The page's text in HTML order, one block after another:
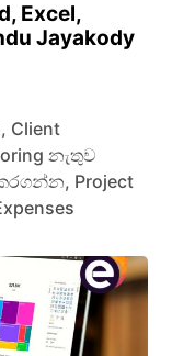
Excel,
Jayakody
Client
නැතුව
Project